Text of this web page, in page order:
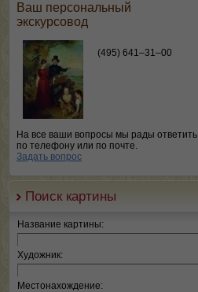
Ваш персональный
экскурсовод
(495) 641–31–00
На все ваши вопросы мы рады ответить
по телефону или по почте.
Задать вопрос
Поиск картины
Название картины:
Художник:
Местонахождение: